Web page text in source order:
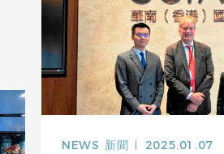
NEWS 新聞 2025.01.07